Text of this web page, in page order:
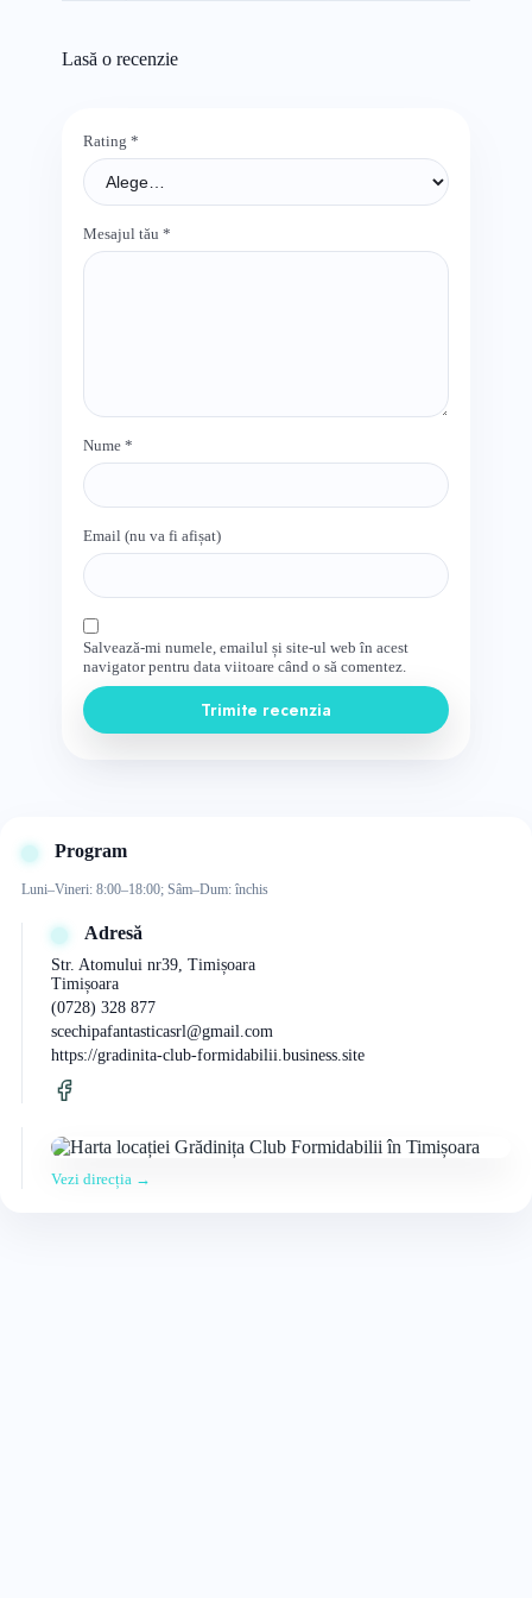
Lasă o recenzie
Rating *
Mesajul tău *
Nume *
Email (nu va fi afișat)
Salvează-mi numele, emailul și site-ul web în acest
navigator pentru data viitoare când o să comentez.
Trimite recenzia
Program
Luni–Vineri: 8:00–18:00; Sâm–Dum: închis
Adresă
Str. Atomului nr39, Timișoara
Timișoara
(0728) 328 877
scechipafantasticasrl@gmail.com
https://gradinita-club-formidabilii.business.site
Vezi direcția →